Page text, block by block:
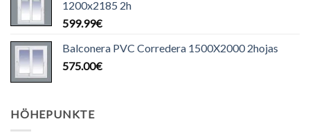
1200x2185 2h
599.99€
Balconera PVC Corredera 1500X2000 2hojas
575.00€
HÖHEPUNKTE